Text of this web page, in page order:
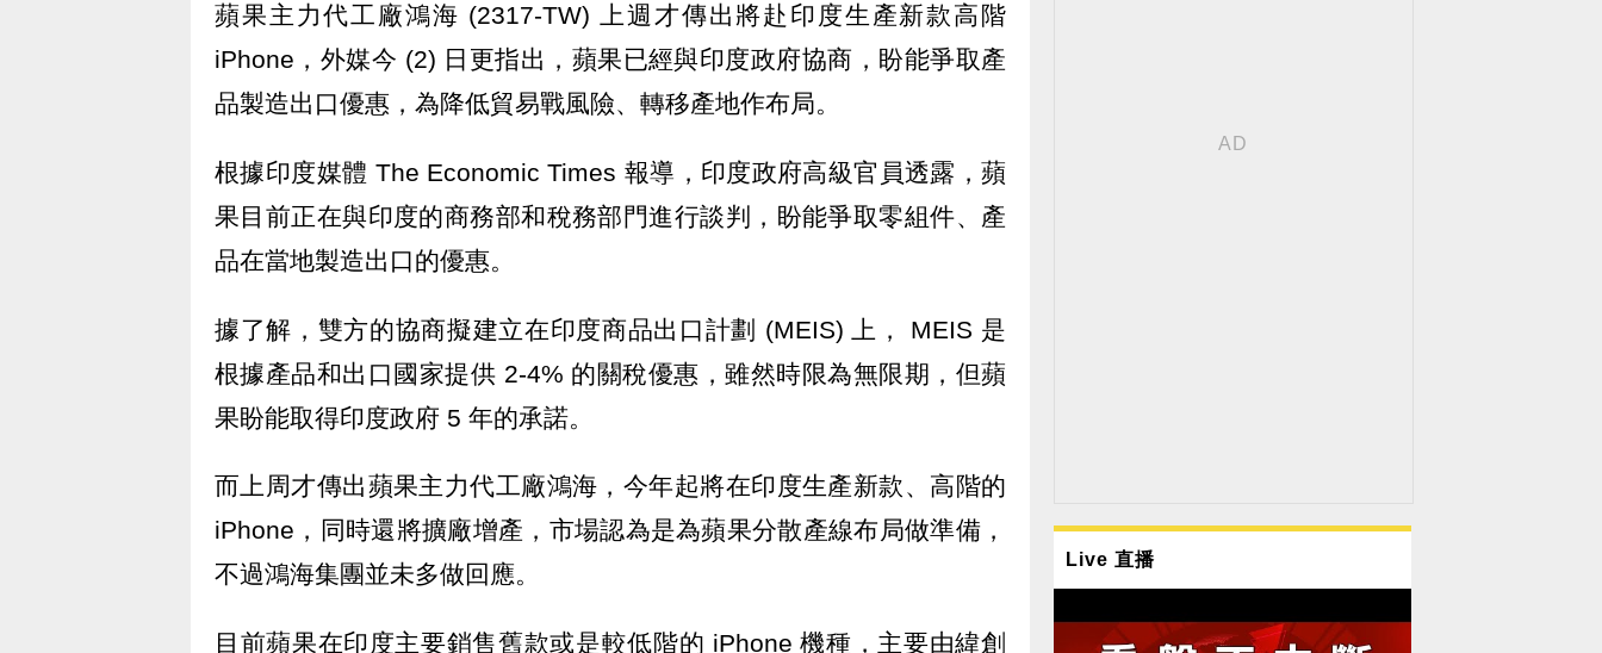
蘋果主力代工廠鴻海 (2317-TW) 上週才傳出將赴印度生產新款高階
iPhone，外媒今 (2) 日更指出，蘋果已經與印度政府協商，盼能爭取產
品製造出口優惠，為降低貿易戰風險、轉移產地作布局。
根據印度媒體 The Economic Times 報導，印度政府高級官員透露，蘋
果目前正在與印度的商務部和稅務部門進行談判，盼能爭取零組件、產
品在當地製造出口的優惠。
據了解，雙方的協商擬建立在印度商品出口計劃 (MEIS) 上， MEIS 是
根據產品和出口國家提供 2-4% 的關稅優惠，雖然時限為無限期，但蘋
果盼能取得印度政府 5 年的承諾。
而上周才傳出蘋果主力代工廠鴻海，今年起將在印度生產新款、高階的
iPhone，同時還將擴廠增產，市場認為是為蘋果分散產線布局做準備，
不過鴻海集團並未多做回應。
目前蘋果在印度主要銷售舊款或是較低階的 iPhone 機種，主要由緯創
Live 直播